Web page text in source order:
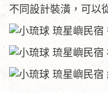
不同設計裝潢，可以